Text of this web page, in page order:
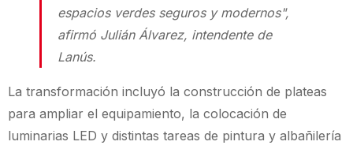
espacios verdes seguros y modernos",
afirmó Julián Álvarez, intendente de
Lanús.
La transformación incluyó la construcción de plateas
para ampliar el equipamiento, la colocación de
luminarias LED y distintas tareas de pintura y albañilería